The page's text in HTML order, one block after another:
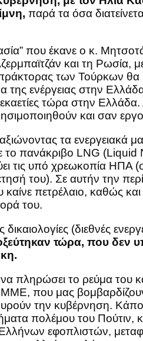
παρά τα όσα
που έκανε ο κ.
και τη Ρωσία,
των Τούρκων θα
της ενέργειας στην
τώρα στην Ελλάδα.
και σαν
τα
πανάκριβο LNG
τις υπό χρεωκοπία ΗΠΑ
του). Σε αυτήν την
πετρέλαιο, καθώς
του.
(διεθνές
τώρα, που δεν
πληρώσει το ρεύμα του
ΜΜΕ, που μας
την κυβέρνηση.
πολέμου του Πούτιν,
εφοπλιστών,